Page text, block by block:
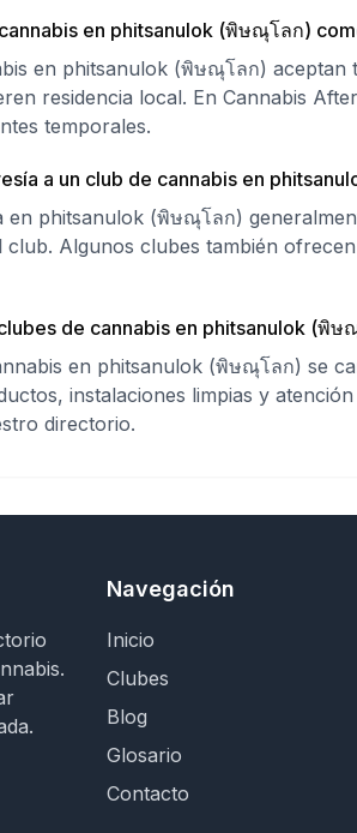
en phitsanulok (พิษณุโลก)
en phitsanulok (พิษณุโลก) aceptan
residencia local. En Cannabis
temporales.
a un club de cannabis en
en phitsanulok (พิษณุโลก)
club. Algunos clubes también
de cannabis en phitsanulok (พิษ
en phitsanulok (พิษณุโลก) se
instalaciones limpias y
directorio.
Navegación
Inicio
Clubes
Blog
Glosario
Contacto